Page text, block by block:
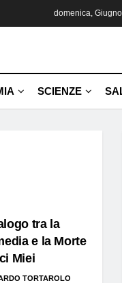
domenica,
SCIENZE
tra la
e la Morte
Miei
TORTAROLO